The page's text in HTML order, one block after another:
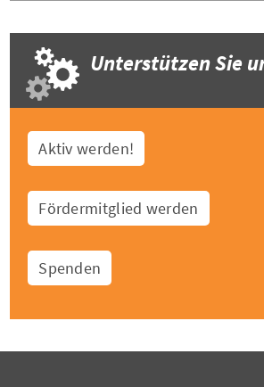
Unterstützen Sie
Aktiv werden!
Fördermitglied werden
Spenden